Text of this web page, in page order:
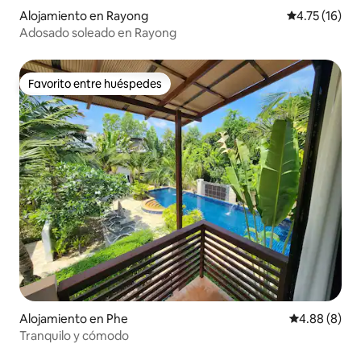
Alojamiento en Rayong Calificación
4.75 (16)
Adosado soleado en Rayong
Favorito entre huéspedes
Favorito entre huéspedes
Alojamiento en Phe Calificación
4.88 (8)
Tranquilo y cómodo